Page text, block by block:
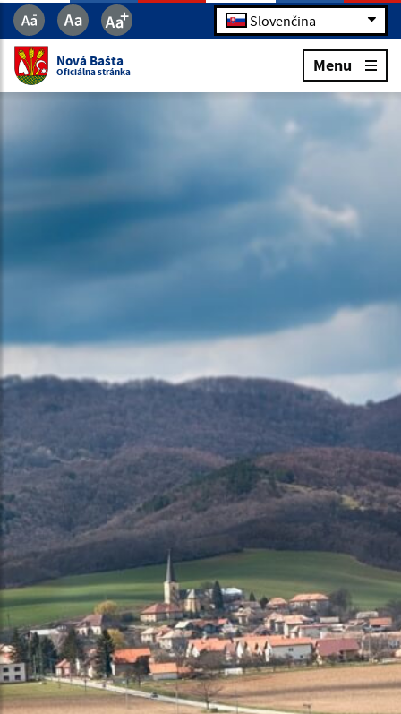
Slovenčina
Nová Bašta
Oficiálna stránka Menu